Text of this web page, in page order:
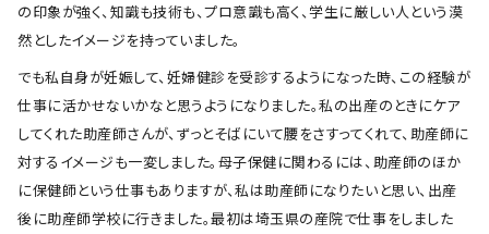
の印象が強く、知識も技術も、プロ意識も高く、学生に厳しい人という漠
然としたイメージを持っていました。
でも私自身が妊娠して、妊婦健診を受診するようになった時、この経験が
仕事に活かせないかなと思うようになりました。私の出産のときにケア
してくれた助産師さんが、ずっとそばにいて腰をさすってくれて、助産師に
対するイメージも一変しました。母子保健に関わるには、助産師のほか
に保健師という仕事もありますが、私は助産師になりたいと思い、出産
後に助産師学校に行きました。最初は埼玉県の産院で仕事をしました